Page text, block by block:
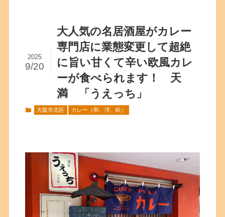
大人気の名居酒屋がカレー
専門店に業態変更して超絶
に旨い甘くて辛い欧風カレ
ーが食べられます！ 天
満 「うえっち」
2025
9/20
大阪市北区 カレー（和、洋、欧）